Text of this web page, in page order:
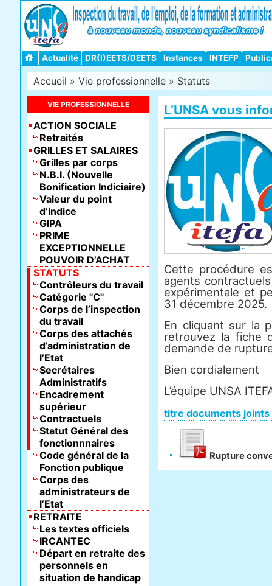
Actualité DR(I)EETS/DEETS Instances INTEFP
Accueil » Vie professionnelle » Statuts
L’UNSA vous
Cette procédure
agents
expérimentale et
31 décembre 2025.
En cliquant sur la
retrouvez la fiche
demande de
Bien cordialement
L’équipe UNSA
titre documents joints
Rupture
VIE PROFESSIONNELLE
ACTION SOCIALE
Retraités
GRILLES ET SALAIRES
Grilles par corps
N.B.I. (Nouvelle
Bonification Indiciaire)
Valeur du point
d’indice
GIPA
PRIME
EXCEPTIONNELLE
POUVOIR D’ACHAT
STATUTS
Contrôleurs du travail
Catégorie "C"
Corps de l’inspection
du travail
Corps des attachés
d’administration de
l’Etat
Secrétaires
Administratifs
Encadrement
supérieur
Contractuels
Statut Général des
fonctionnnaires
Code général de la
Fonction publique
Corps des
administrateurs de
l’Etat
RETRAITE
Les textes officiels
IRCANTEC
Départ en retraite des
personnels en
situation de handicap